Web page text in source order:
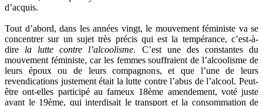
d’acquis.
Tout d’abord, dans les années vingt, le mouvement féministe va se
concentrer sur un sujet très précis qui est la tempérance, c’est-à-
dire
la lutte contre l’alcoolisme. C’est une des constantes du
mouvement féministe, car les femmes souffraient de l’alcoolisme de
leurs époux ou de leurs compagnons, et que l’une de leurs
revendications justement était la lutte contre l’abus de l’alcool. Peut-
être ont-elles participé au fameux 18ème amendement, voté juste
avant le 19ème, qui interdisait le transport et la consommation de